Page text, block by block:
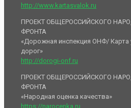
http://www.kartasvalok.ru
ПРОЕКТ ОБЩЕРОССИЙСКОГО
ФРОНТА
«Дорожная инспекция ОНФ/ Карта
дорог»
http://dorogi-onf.ru
ПРОЕКТ ОБЩЕРОССИЙСКОГО
ФРОНТА
«Народная оценка качества»
https://narocenka.ru